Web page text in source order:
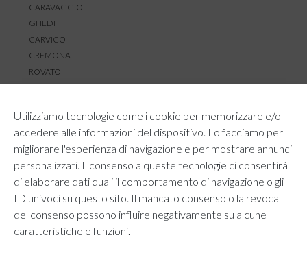
Utilizziamo tecnologie come i cookie per memorizzare e/o
accedere alle informazioni del dispositivo. Lo facciamo per
migliorare l'esperienza di navigazione e per mostrare annunci
personalizzati. Il consenso a queste tecnologie ci consentirà
di elaborare dati quali il comportamento di navigazione o gli
ID univoci su questo sito. Il mancato consenso o la revoca
del consenso possono influire negativamente su alcune
caratteristiche e funzioni.
CARAVAGGIO
GHEDI
CARVICO
CREMONA
ROVATO
RESI E RIMBORSI
REGOLAMENTO LOYALTY
CONTATTACI